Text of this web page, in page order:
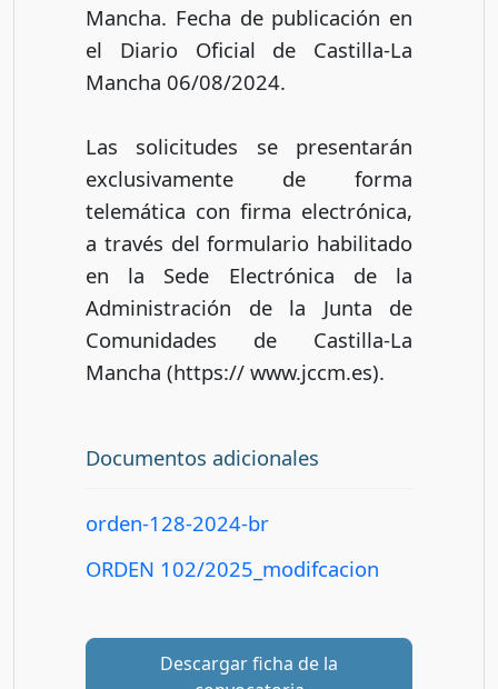
Mancha. Fecha de publicación en
el Diario Oficial de Castilla-La
Mancha 06/08/2024.
Las solicitudes se presentarán
exclusivamente de forma
telemática con firma electrónica,
a través del formulario habilitado
en la Sede Electrónica de la
Administración de la Junta de
Comunidades de Castilla-La
Mancha (https:// www.jccm.es).
Documentos adicionales
orden-128-2024-br
ORDEN 102/2025_modifcacion
Descargar ficha de la